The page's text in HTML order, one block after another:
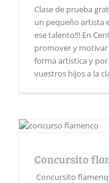
Clase de prueba
un pequeño artista
ese talento!!! En
promover y motivar
forma artística y
vuestros hijos a la
Concursito
Concursito